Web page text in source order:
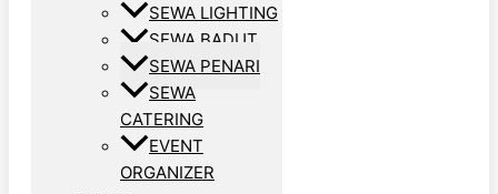
SEWA LIGHTING
SEWA BADUT
SEWA PENARI
SEWA
CATERING
EVENT
ORGANIZER